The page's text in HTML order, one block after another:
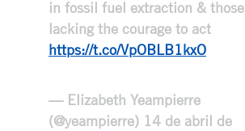
in fossil fuel extraction & those
lacking the courage to act
https://t.co/VpOBLB1kxO
— Elizabeth Yeampierre
(@yeampierre) 14 de abril de